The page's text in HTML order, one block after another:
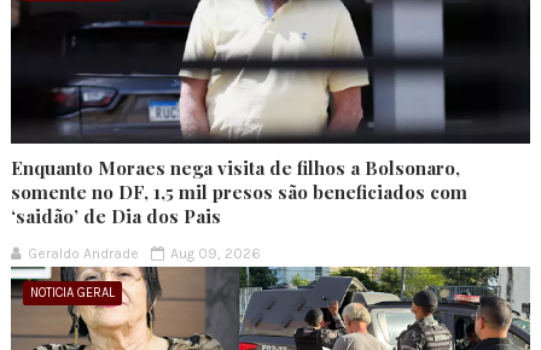
Enquanto Moraes nega visita de filhos a Bolsonaro,
somente no DF, 1,5 mil presos são beneficiados com
‘saidão’ de Dia dos Pais
Geraldo Andrade Aug 09, 2026
NOTICIA GERAL